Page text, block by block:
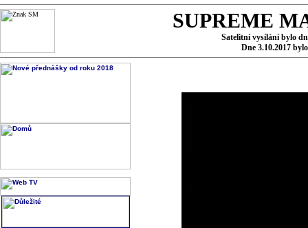
SUPREME
Satelitní vysílání bylo
Dne 3.10.2017